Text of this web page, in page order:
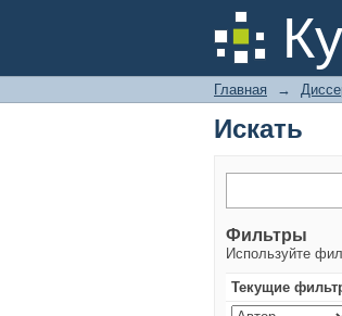
Искать
Главная →
Искать
Фильтры
Используйте
Текущие